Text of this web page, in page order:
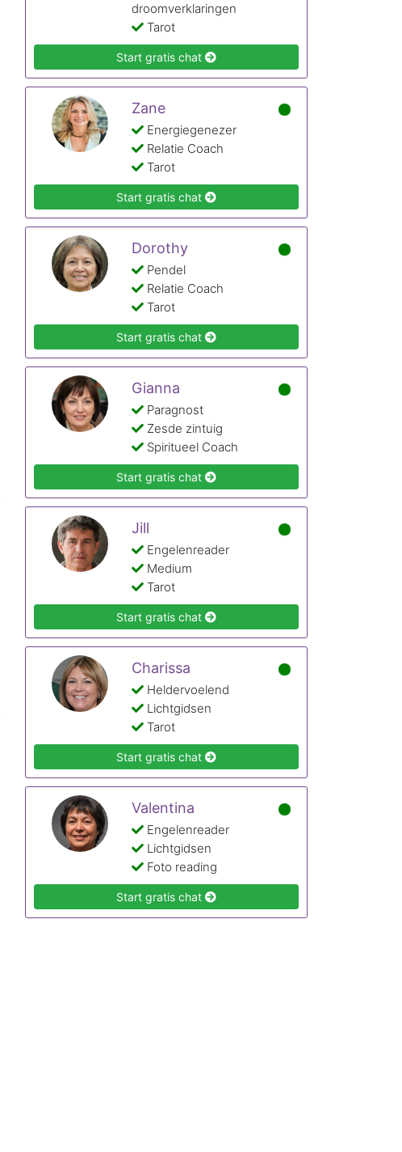
droomverklaringen
Tarot
Start gratis chat
Zane
Energiegenezer
Relatie Coach
Tarot
Start gratis chat
Dorothy
Pendel
Relatie Coach
Tarot
Start gratis chat
Gianna
Paragnost
Zesde zintuig
Spiritueel Coach
Start gratis chat
Jill
Engelenreader
Medium
Tarot
Start gratis chat
Charissa
Heldervoelend
Lichtgidsen
Tarot
Start gratis chat
Valentina
Engelenreader
Lichtgidsen
Foto reading
Start gratis chat